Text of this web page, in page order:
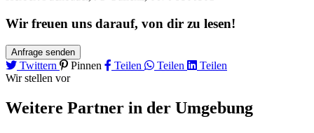
Wir freuen uns darauf, von dir zu lesen!
Anfrage senden
Twittern Pinnen Teilen Teilen
Teilen
Wir stellen vor
Weitere Partner in der Umgebung